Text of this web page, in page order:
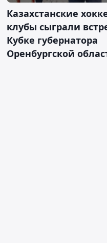
Казахстанские
клубы сыграли
Кубке губернатора
Оренбургской